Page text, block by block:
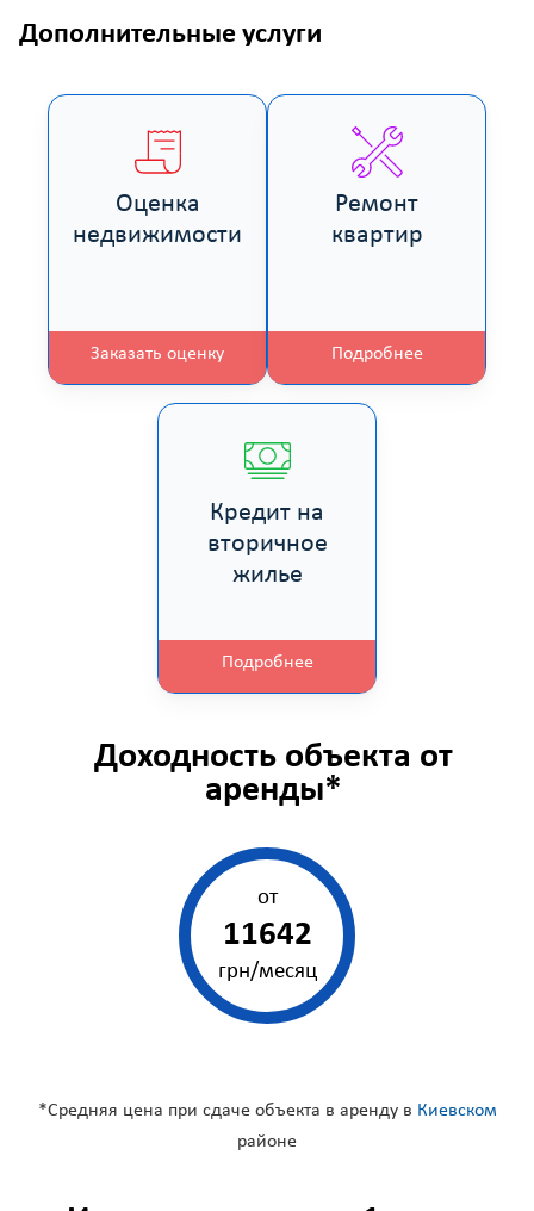
Дополнительные услуги
Оценка
недвижимости
Заказать оценку
Ремонт
квартир
Подробнее
Кредит на
вторичное
жилье
Подробнее
Доходность объекта от
аренды*
от
11642
грн/месяц
*Средняя цена при сдаче объекта в аренду в Киевском
районе